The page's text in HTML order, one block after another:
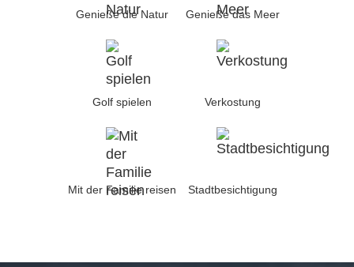
Genieße die Natur Genieße das Meer
Golf spielen Verkostung
Mit der Familie reisen Stadtbesichtigung